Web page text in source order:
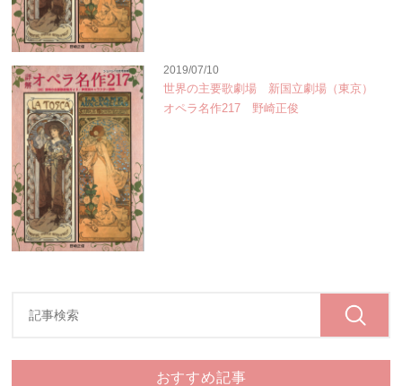
2019/07/10
世界の主要歌劇場 新国立劇場（東京）
オペラ名作217 野崎正俊
おすすめ記事